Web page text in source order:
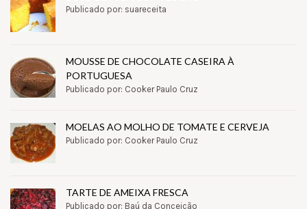
Publicado por: suareceita
MOUSSE DE CHOCOLATE CASEIRA À
PORTUGUESA
Publicado por: Cooker Paulo Cruz
MOELAS AO MOLHO DE TOMATE E CERVEJA
Publicado por: Cooker Paulo Cruz
TARTE DE AMEIXA FRESCA
Publicado por: Baú da Conceição